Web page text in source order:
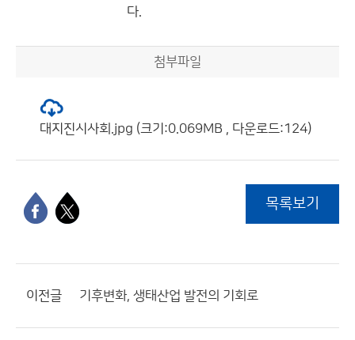
다.
첨부파일
대지진시사회.jpg (크기:0.069MB , 다운로드:124)
목록보기
이전글 기후변화, 생태산업 발전의 기회로